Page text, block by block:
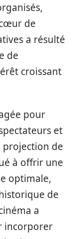
de
a résulté
de
croissant
pour
et
projection de
à offrir une
optimale,
de
a
incorporer